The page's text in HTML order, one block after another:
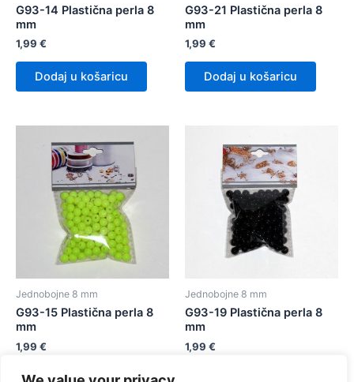
G93-14 Plastična perla 8
mm
1,99 €
Dodaj u košaricu
G93-21 Plastična perla 8
mm
1,99 €
Dodaj u košaricu
Jednobojne 8 mm
G93-15 Plastična perla 8
mm
1,99 €
Jednobojne 8 mm
G93-19 Plastična perla 8
mm
1,99 €